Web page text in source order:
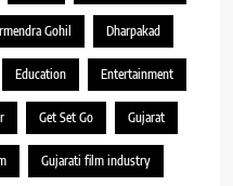
Gohil Dharpakad
Education Entertainment
Get Set Go Gujarat
Gujarati film industry